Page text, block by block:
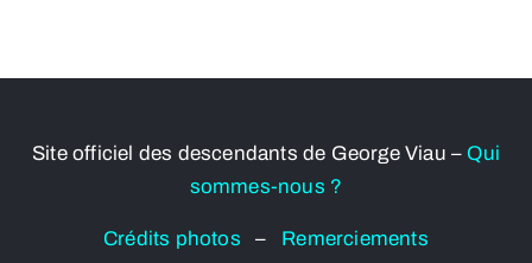
Site officiel des descendants de George Viau – Qui
sommes-nous ?
Crédits photos– Remerciements